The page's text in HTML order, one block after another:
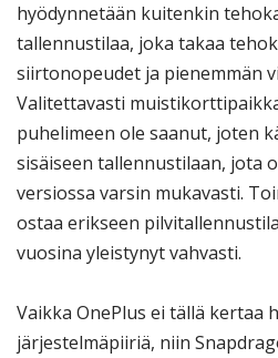
hyödynnetään kuitenkin
tallennustilaa, joka takaa
siirtonopeudet ja pienemmän
Valitettavasti
puhelimeen ole saanut, joten
sisäiseen tallennustilaan, jota
versiossa varsin mukavasti.
ostaa erikseen
vuosina yleistynyt vahvasti.
Vaikka OnePlus ei tällä kertaa
järjestelmäpiiriä, niin